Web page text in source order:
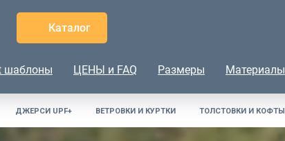
Каталог
шаблоны ЦЕНЫ и FAQ Размеры Материалы
ДЖЕРСИ UPF+ ВЕТРОВКИ И КУРТКИ ТОЛСТОВКИ И КОФТЫ